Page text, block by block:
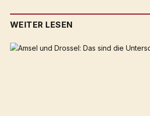
WEITER LESEN